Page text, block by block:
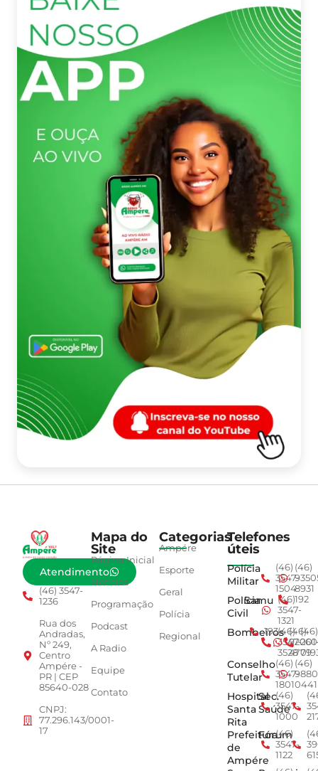
Atendimento
(46) 3547-
1236
Rua dos
Andradas,
Nº 249,
Centro
Ampére -
PR | CEP
85640-028
CNPJ:
77.296.143/0001-
17
Mapa do
Site
Página Inicial
Notícias
Programação
Podcast
A Radio
Equipe
Contato
Categorias
Ampére
Esporte
Geral
Polícia
Regional
Telefones
úteis
Polícia
Militar
(46)
3547-
1504
(46)
8931
Polícia
Civil
Samu (46)
3547-
1321
192
Bombeiros
193(46)
3547-
3528
(46)
4779
(46)
Conselho
Tutelar
(46)
3547-
1801
(46)
0441
Hospital
Santa
Rita
Sec.
Saúde
(46)
3547-
1000
Prefeitura
de
Ampére
Fórum
(46)
3547-
1122